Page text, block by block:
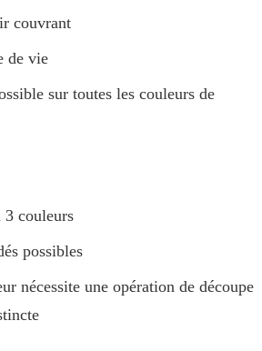
couvrant
de vie
sur toutes les couleurs de
couleurs
possibles
nécessite une opération de découpe